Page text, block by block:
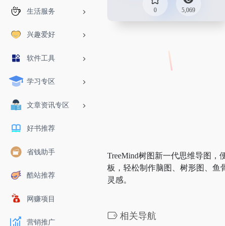
生活服务
兴趣爱好
软件工具
学习专区
文章资讯专区
好书推荐
省钱助手
酷站推荐
网赚项目
营销推广
0 5,069
TreeMind树图新一代思维导图
板，轻松制作脑图、树形图、鱼
灵感。
相关导航